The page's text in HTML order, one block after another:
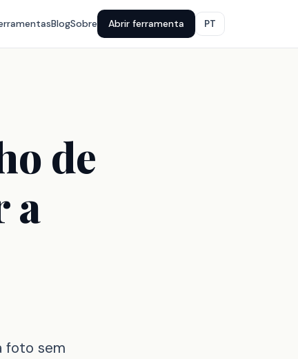
BlogSobre Abrir ferramenta PT
de
a
foto sem